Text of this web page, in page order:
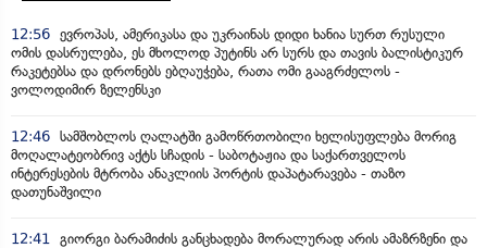
12:56 ევროპას, ამერიკასა და უკრაინას დიდი ხანია სურთ რუსული
ომის დასრულება, ეს მხოლოდ პუტინს არ სურს და თავის ბალისტიკურ
რაკეტებსა და დრონებს ებღაუჭება, რათა ომი გააგრძელოს -
ვოლოდიმირ ზელენსკი
12:46 სამშობლოს ღალატში გამოწრთობილი ხელისუფლება მორიგ
მოღალატეობრივ აქტს სჩადის - საბოტაჟია და საქართველოს
ინტერესების მტრობა ანაკლიის პორტის დაპატარავება - თაზო
დათუნაშვილი
12:41 გიორგი ბარამიძის განცხადება მორალურად არის ამაზრზენი და